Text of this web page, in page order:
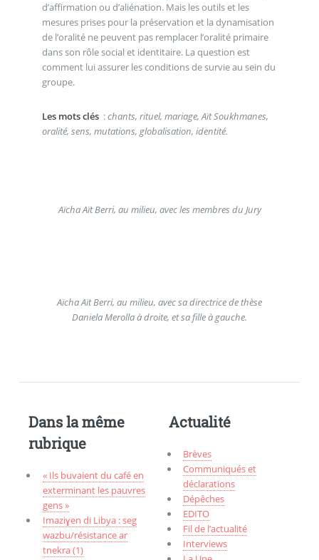
d’affirmation ou d’aliénation. Mais les outils et les
mesures prises pour la préservation et la dynamisation
de l’oralité ne peuvent pas remplacer l’oralité primaire
dans son rôle social et identitaire. La question est
comment lui assurer les conditions de survie au sein du
groupe.
Les mots clés :chants, rituel, mariage, Aït Soukhmanes,
oralité, sens, mutations, globalisation, identité.
Aïcha Aït Berri, au milieu, avec les membres du Jury
Aïcha Aït Berri, au milieu, avec sa directrice de thèse
Daniela Merolla à droite, et sa fille à gauche.
Dans la même
rubrique
« Ils buvaient du café en
exterminant les pauvres
gens »
Imaziɣen di Libya : seg
wazbu/résistance ar
tnekra (1)
Actualité
Brèves
Communiqués et
déclarations
Dépêches
EDITO
Fil de l’actualité
Interviews